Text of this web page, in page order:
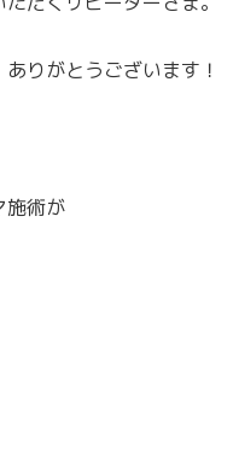
りがとうございます！
施術が